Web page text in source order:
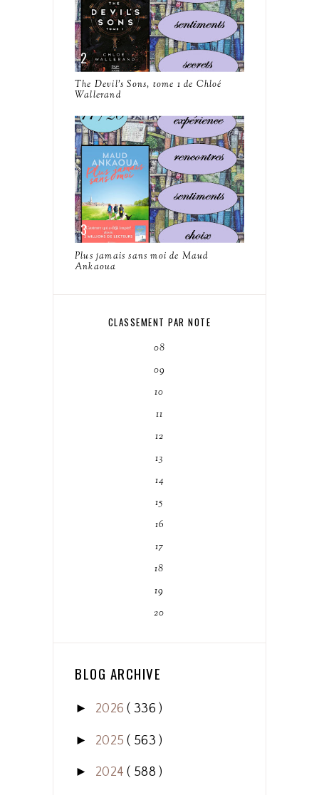
The Devil's Sons, tome 1 de Chloé
Wallerand
Plus jamais sans moi de Maud
Ankaoua
CLASSEMENT PAR NOTE
08
09
10
11
12
13
14
15
16
17
18
19
20
BLOG ARCHIVE
► 2026( 336 )
► 2025( 563 )
► 2024( 588 )